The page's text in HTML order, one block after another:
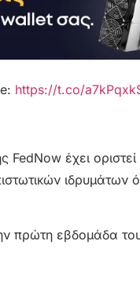
https://t.co/
έχει οριστεί
ιδρυμάτων
πρώτη εβδομάδα